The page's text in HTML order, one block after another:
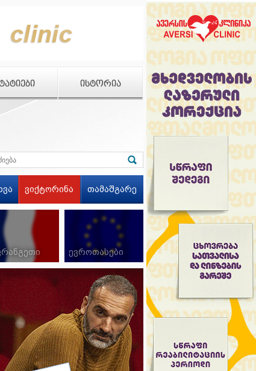
ᲘᲡᲢᲝᲠᲘᲐ
ვიქტორინა თამაშგარე
ევროთასები